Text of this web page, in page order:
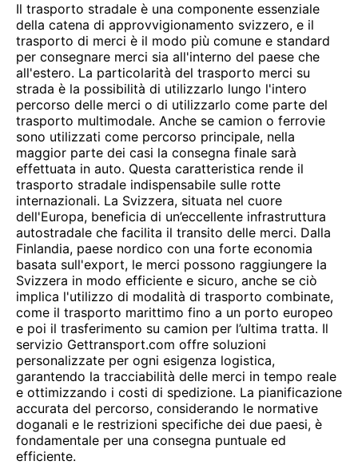
Il trasporto stradale è una componente essenziale
della catena di approvvigionamento svizzero, e il
trasporto di merci è il modo più comune e standard
per consegnare merci sia all'interno del paese che
all'estero. La particolarità del trasporto merci su
strada è la possibilità di utilizzarlo lungo l'intero
percorso delle merci o di utilizzarlo come parte del
trasporto multimodale. Anche se camion o ferrovie
sono utilizzati come percorso principale, nella
maggior parte dei casi la consegna finale sarà
effettuata in auto. Questa caratteristica rende il
trasporto stradale indispensabile sulle rotte
internazionali. La Svizzera, situata nel cuore
dell'Europa, beneficia di un’eccellente infrastruttura
autostradale che facilita il transito delle merci. Dalla
Finlandia, paese nordico con una forte economia
basata sull'export, le merci possono raggiungere la
Svizzera in modo efficiente e sicuro, anche se ciò
implica l'utilizzo di modalità di trasporto combinate,
come il trasporto marittimo fino a un porto europeo
e poi il trasferimento su camion per l’ultima tratta. Il
servizio Gettransport.com offre soluzioni
personalizzate per ogni esigenza logistica,
garantendo la tracciabilità delle merci in tempo reale
e ottimizzando i costi di spedizione. La pianificazione
accurata del percorso, considerando le normative
doganali e le restrizioni specifiche dei due paesi, è
fondamentale per una consegna puntuale ed
efficiente.